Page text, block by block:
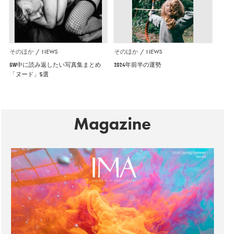
そのほか NEWS
GW中に読み返したい写真集まとめ
「ヌード」5選
そのほか NEWS
2024年前半の運勢
Magazine